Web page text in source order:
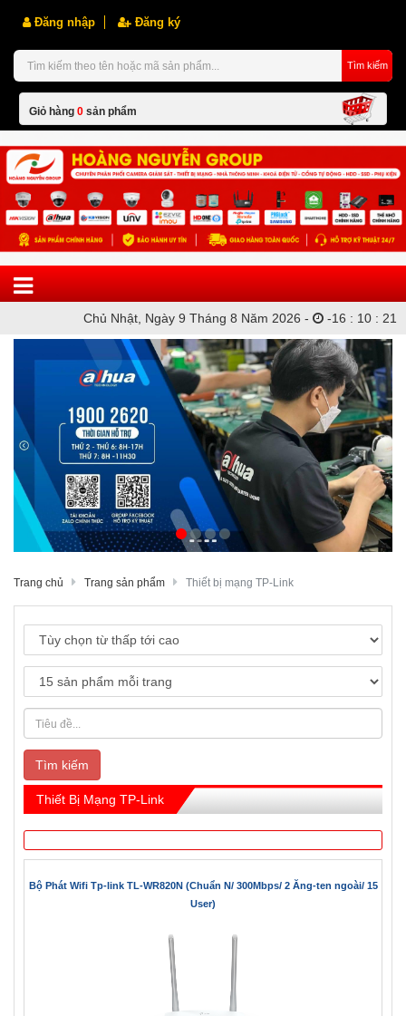
Đăng nhập Đăng ký
Tìm kiếm
Giỏ hàng 0 sản phẩm
Chủ Nhật, Ngày 9 Tháng 8 Năm 2026 - -16 : 10 : 21
Trang chủ Trang sản phẩm Thiết bị mạng TP-Link
Tìm kiếm
Thiết Bị Mạng TP-Link
Bộ Phát Wifi Tp-link TL-WR820N (Chuẩn N/ 300Mbps/ 2 Ăng-ten ngoài/ 15
User)